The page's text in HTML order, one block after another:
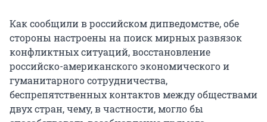
Как сообщили в российском дипведомстве, обе
стороны настроены на поиск мирных развязок
конфликтных ситуаций, восстановление
российско-американского экономического и
гуманитарного сотрудничества,
беспрепятственных контактов между обществами
двух стран, чему, в частности, могло бы